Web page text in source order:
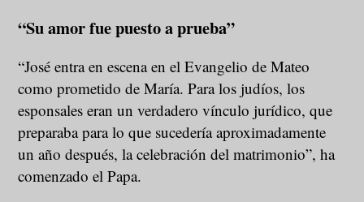
“Su amor fue puesto a prueba”
“José entra en escena en el Evangelio de Mateo
como prometido de María. Para los judíos, los
esponsales eran un verdadero vínculo jurídico, que
preparaba para lo que sucedería aproximadamente
un año después, la celebración del matrimonio”, ha
comenzado el Papa.